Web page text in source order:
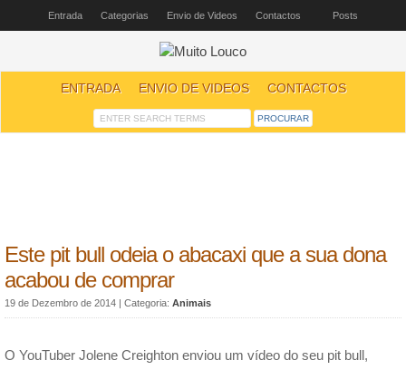
Entrada Categorias Envio de Videos Contactos Posts
ENTRADA ENVIO DE VIDEOS CONTACTOS
Este pit bull odeia o abacaxi que a sua dona
acabou de comprar
19 de Dezembro de 2014 | Categoria: Animais
O YouTuber Jolene Creighton enviou um vídeo do seu pit bull,